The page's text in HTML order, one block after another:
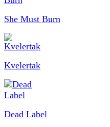
She Must Burn
Kvelertak
Dead Label